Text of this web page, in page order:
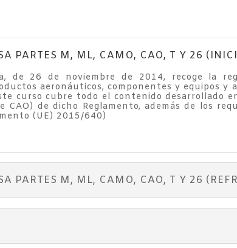
PARTES M, ML, CAMO, CAO, T Y 26
de 26 de noviembre de 2014, recoge la
aeronáuticos, componentes y equipos y
curso cubre todo el contenido desarrollado
de dicho Reglamento, además de los
(UE) 2015/640)
PARTES M, ML, CAMO, CAO, T Y 26